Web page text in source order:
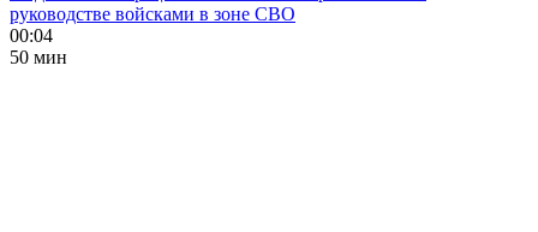
руководстве войсками в зоне СВО
00:04
50 мин